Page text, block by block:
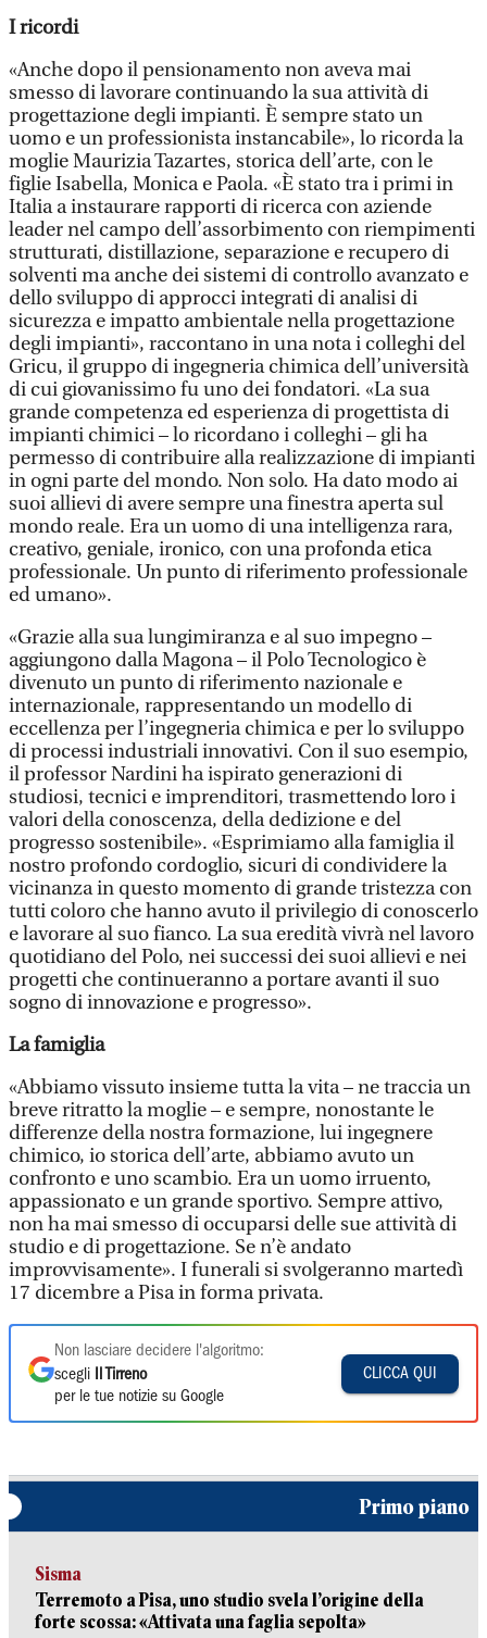
I ricordi
«Anche dopo il pensionamento non aveva mai
smesso di lavorare continuando la sua attività di
progettazione degli impianti. È sempre stato un
uomo e un professionista instancabile», lo ricorda la
moglie Maurizia Tazartes, storica dell’arte, con le
figlie Isabella, Monica e Paola. «È stato tra i primi in
Italia a instaurare rapporti di ricerca con aziende
leader nel campo dell’assorbimento con riempimenti
strutturati, distillazione, separazione e recupero di
solventi ma anche dei sistemi di controllo avanzato e
dello sviluppo di approcci integrati di analisi di
sicurezza e impatto ambientale nella progettazione
degli impianti», raccontano in una nota i colleghi del
Gricu, il gruppo di ingegneria chimica dell’università
di cui giovanissimo fu uno dei fondatori. «La sua
grande competenza ed esperienza di progettista di
impianti chimici – lo ricordano i colleghi – gli ha
permesso di contribuire alla realizzazione di impianti
in ogni parte del mondo. Non solo. Ha dato modo ai
suoi allievi di avere sempre una finestra aperta sul
mondo reale. Era un uomo di una intelligenza rara,
creativo, geniale, ironico, con una profonda etica
professionale. Un punto di riferimento professionale
ed umano».
«Grazie alla sua lungimiranza e al suo impegno –
aggiungono dalla Magona – il Polo Tecnologico è
divenuto un punto di riferimento nazionale e
internazionale, rappresentando un modello di
eccellenza per l’ingegneria chimica e per lo sviluppo
di processi industriali innovativi. Con il suo esempio,
il professor Nardini ha ispirato generazioni di
studiosi, tecnici e imprenditori, trasmettendo loro i
valori della conoscenza, della dedizione e del
progresso sostenibile». «Esprimiamo alla famiglia il
nostro profondo cordoglio, sicuri di condividere la
vicinanza in questo momento di grande tristezza con
tutti coloro che hanno avuto il privilegio di conoscerlo
e lavorare al suo fianco. La sua eredità vivrà nel lavoro
quotidiano del Polo, nei successi dei suoi allievi e nei
progetti che continueranno a portare avanti il suo
sogno di innovazione e progresso».
La famiglia
«Abbiamo vissuto insieme tutta la vita – ne traccia un
breve ritratto la moglie – e sempre, nonostante le
differenze della nostra formazione, lui ingegnere
chimico, io storica dell’arte, abbiamo avuto un
confronto e uno scambio. Era un uomo irruento,
appassionato e un grande sportivo. Sempre attivo,
non ha mai smesso di occuparsi delle sue attività di
studio e di progettazione. Se n’è andato
improvvisamente». I funerali si svolgeranno martedì
17 dicembre a Pisa in forma privata.
Non lasciare decidere l'algoritmo:
scegli
Il Tirreno
per le tue notizie su Google
CLICCA QUI
Primo piano
Sisma
Terremoto a Pisa, uno studio svela l’origine della
forte scossa: «Attivata una faglia sepolta»